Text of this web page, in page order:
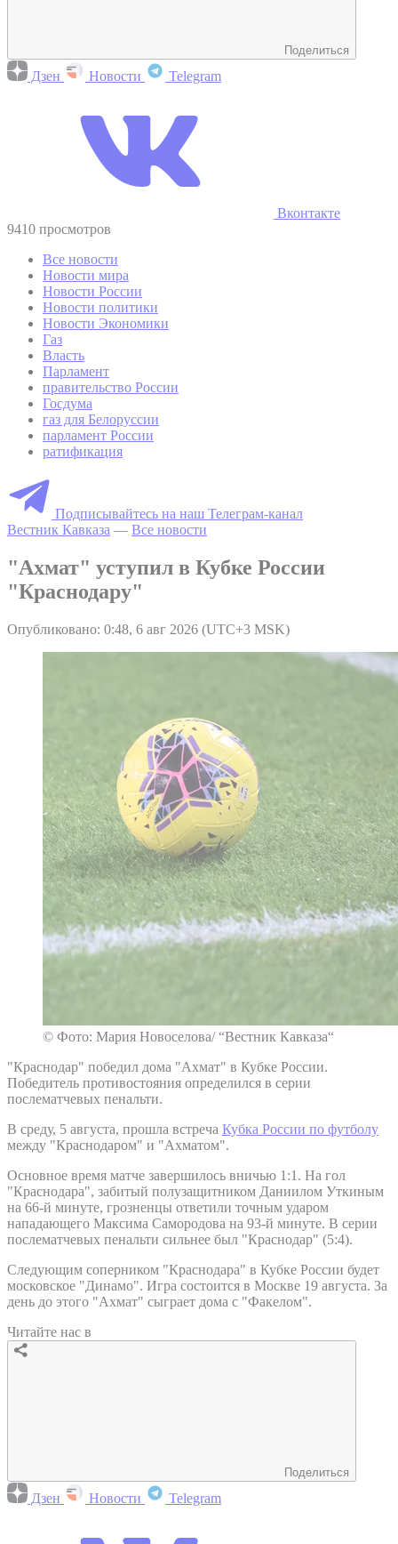
Поделиться
Дзен Новости Telegram
Вконтакте
9410 просмотров
Все новости
Новости мира
Новости России
Новости политики
Новости Экономики
Газ
Власть
Парламент
правительство России
Госдума
газ для Белоруссии
парламент России
ратификация
Подписывайтесь на наш Телеграм-канал
Вестник Кавказа — Все новости
"Ахмат" уступил в Кубке России
"Краснодару"
Опубликовано: 0:48, 6 авг 2026 (UTC+3 MSK)
© Фото: Мария Новоселова/ “Вестник Кавказа“
"Краснодар" победил дома "Ахмат" в Кубке России.
Победитель противостояния определился в серии
послематчевых пенальти.
В среду, 5 августа, прошла встреча Кубка России по футболу
между "Краснодаром" и "Ахматом".
Основное время матче завершилось вничью 1:1. На гол
"Краснодара", забитый полузащитником Даниилом Уткиным
на 66-й минуте, грозненцы ответили точным ударом
нападающего Максима Самородова на 93-й минуте. В серии
послематчевых пенальти сильнее был "Краснодар" (5:4).
Следующим соперником "Краснодара" в Кубке России будет
московское "Динамо". Игра состоится в Москве 19 августа. За
день до этого "Ахмат" сыграет дома с "Факелом".
Читайте нас в
Поделиться
Дзен Новости Telegram